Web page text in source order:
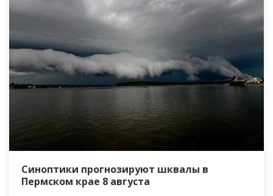
Синоптики прогнозируют шквалы в
Пермском крае 8 августа